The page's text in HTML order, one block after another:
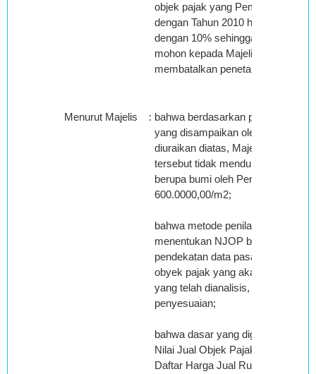
objek pajak yang Pemohon
dengan Tahun 2010 hanya
dengan 10% sehingga melalui
mohon kepada Majelis Hakim
membatalkan penetapan sepihak
Menurut Majelis : bahwa berdasarkan pemeriksaan
yang disampaikan oleh Pemohon
diuraikan diatas, Majelis
tersebut tidak mendukung
berupa bumi oleh Pemohon
600.0000,00/m2;
bahwa metode penilaian yang
menentukan NJOP bumi yang
pendekatan data pasar yaitu
obyek pajak yang akan dinilai
yang telah dianalisis, dengan
penyesuaian;
bahwa dasar yang digunakan
Nilai Jual Objek Pajak Bumi atas
Daftar Harga Jual Rumah